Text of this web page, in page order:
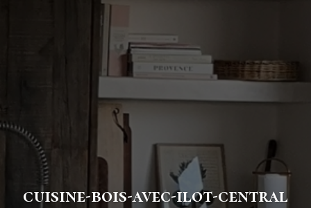
cuisine-bois-avec-ilot-central